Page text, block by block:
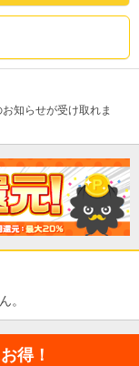
知らせが受け取れま
。
得！